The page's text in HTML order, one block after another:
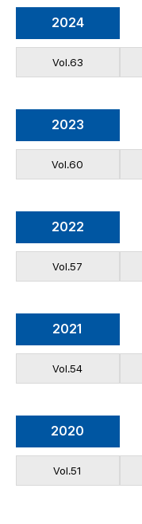
2024
Vol.63
2023
Vol.60
2022
Vol.57
2021
Vol.54
2020
Vol.51